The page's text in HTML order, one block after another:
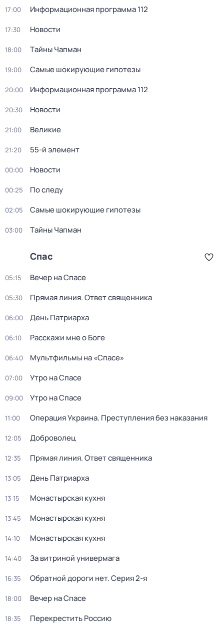
17:00 Информационная программа 112
17:30 Новости
18:00 Тaйны Чапман
19:00 Самые шoкиpующие гипотезы
20:00 Информационная программа 112
20:30 Новости
21:00 Великие
21:20 55-й элемент
00:00 Новости
00:25 По следу
02:05 Самые шoкиpующие гипотезы
03:00 Тaйны Чапман
Спас
05:15 Вечер на Спасе
05:30 Прямая линия. Ответ священника
06:00 День Патриарха
06:10 Расскажи мне о Боге
06:40 Мультфильмы на «Спасе»
07:00 Утро на Спасе
09:00 Утро на Спасе
11:00 Операция Украина. Преступления без наказания
12:05 Доброволец
12:35 Прямая линия. Ответ священника
13:05 День Патриарха
13:15 Монастырская кухня
13:45 Монастырская кухня
14:10 Монастырская кухня
14:40 За витриной универмага
16:35 Обратной дороги нет. Серия 2-я
18:00 Вечер на Спасе
18:35 Перекреcтить Росcию